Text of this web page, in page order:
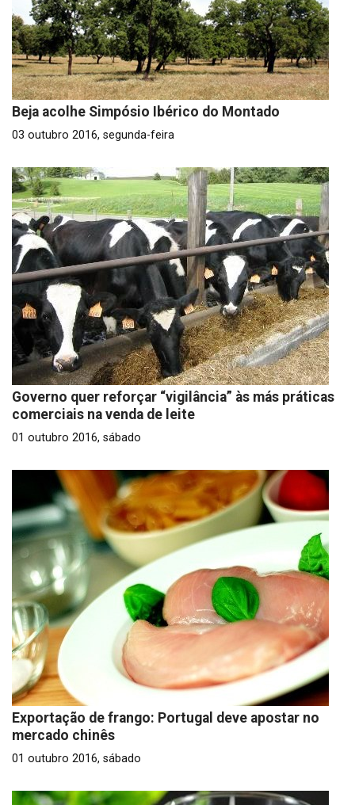
Beja acolhe Simpósio Ibérico do Montado
03 outubro 2016, segunda-feira
Governo quer reforçar “vigilância” às más práticas
comerciais na venda de leite
01 outubro 2016, sábado
Exportação de frango: Portugal deve apostar no
mercado chinês
01 outubro 2016, sábado